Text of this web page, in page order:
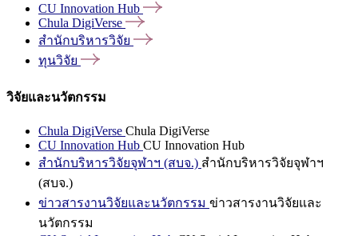
CU Innovation Hub
Chula DigiVerse
สำนักบริหารวิจัย
ทุนวิจัย
วิจัยและนวัตกรรม
Chula DigiVerse Chula DigiVerse
CU Innovation Hub CU Innovation Hub
สำนักบริหารวิจัยจุฬาฯ (สบจ.) สำนักบริหารวิจัยจุฬาฯ
(สบจ.)
ข่าวสารงานวิจัยและนวัตกรรม ข่าวสารงานวิจัยและ
นวัตกรรม